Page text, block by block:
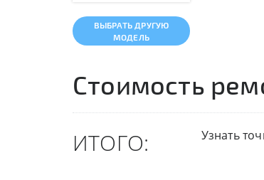
ВЫБРАТЬ ДРУГУЮ
МОДЕЛЬ
Стоимость
ИТОГО:
Узнать